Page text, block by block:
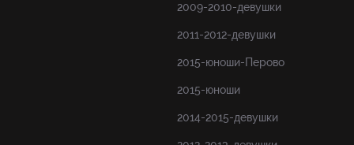
2009-2010-девушки
2011-2012-девушки
2015-юноши-Перово
2015-юноши
2014-2015-девушки